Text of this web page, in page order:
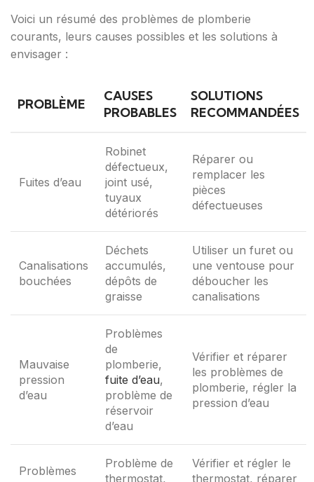
Voici un résumé des problèmes de plomberie
courants, leurs causes possibles et les solutions à
envisager :
PROBLÈME
CAUSES
PROBABLES
SOLUTIONS
RECOMMANDÉES
Fuites d’eau
Robinet
défectueux,
joint usé,
tuyaux
détériorés
Réparer ou
remplacer les
pièces
défectueuses
Canalisations
bouchées
Déchets
accumulés,
dépôts de
graisse
Utiliser un furet ou
une ventouse pour
déboucher les
canalisations
Mauvaise
pression
d’eau
Problèmes
de
plomberie,
fuite d’eau,
problème de
réservoir
d’eau
Vérifier et réparer
les problèmes de
plomberie, régler la
pression d’eau
Problèmes
Problème de
thermostat,
Vérifier et régler le
thermostat, réparer